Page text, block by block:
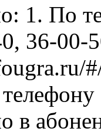
1. По
36-00-
в